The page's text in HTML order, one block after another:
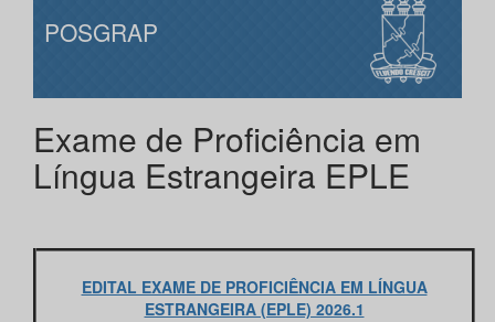
POSGRAP
Exame de Proficiência em
Língua Estrangeira EPLE
EDITAL EXAME DE PROFICIÊNCIA EM LÍNGUA
ESTRANGEIRA (EPLE) 2026.1